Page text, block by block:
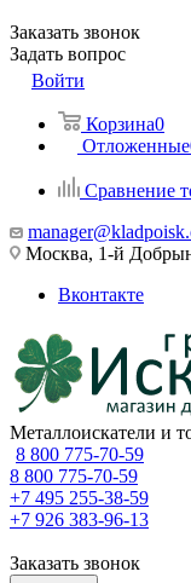
Заказать звонок
Задать вопрос
Войти
Корзина0
Отложенные
Сравнение
Москва, 1-й
Вконтакте
Металлоискатели и
8 800 775-70-59
8 800 775-70-59
+7 495 255-38-59
+7 926 383-96-13
Заказать звонок